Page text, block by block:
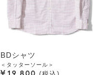
BDシャツ
＜タッターソール＞
19,800